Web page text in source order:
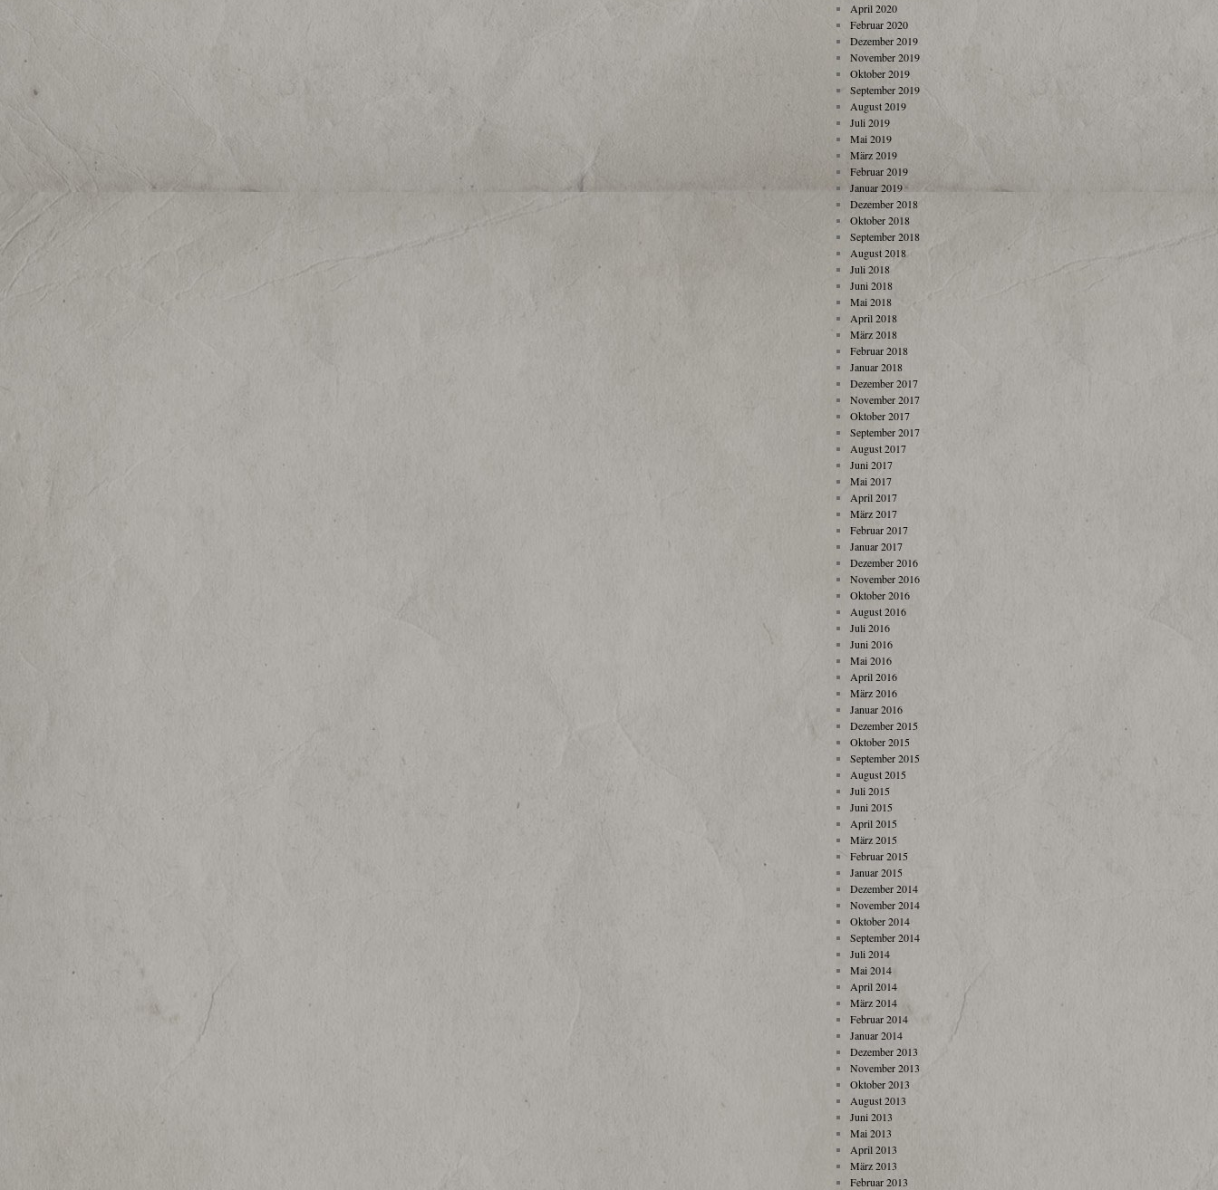
April 2020
Februar 2020
Dezember 2019
November 2019
Oktober 2019
September 2019
August 2019
Juli 2019
Mai 2019
März 2019
Februar 2019
Januar 2019
Dezember 2018
Oktober 2018
September 2018
August 2018
Juli 2018
Juni 2018
Mai 2018
April 2018
März 2018
Februar 2018
Januar 2018
Dezember 2017
November 2017
Oktober 2017
September 2017
August 2017
Juni 2017
Mai 2017
April 2017
März 2017
Februar 2017
Januar 2017
Dezember 2016
November 2016
Oktober 2016
August 2016
Juli 2016
Juni 2016
Mai 2016
April 2016
März 2016
Januar 2016
Dezember 2015
Oktober 2015
September 2015
August 2015
Juli 2015
Juni 2015
April 2015
März 2015
Februar 2015
Januar 2015
Dezember 2014
November 2014
Oktober 2014
September 2014
Juli 2014
Mai 2014
April 2014
März 2014
Februar 2014
Januar 2014
Dezember 2013
November 2013
Oktober 2013
August 2013
Juni 2013
Mai 2013
April 2013
März 2013
Februar 2013